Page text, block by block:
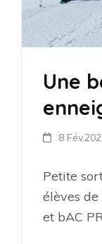
Une
8
Petite
élèves
et bAC